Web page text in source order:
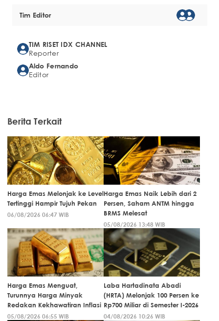
Tim Editor
TIM RISET IDX CHANNEL
Reporter
Aldo Fernando
Editor
Berita Terkait
Harga Emas Melonjak ke Level
Tertinggi Hampir Tujuh Pekan
06/08/2026 06:47 WIB
Harga Emas Naik Lebih dari 2
Persen, Saham ANTM hingga
BRMS Melesat
05/08/2026 13:48 WIB
Harga Emas Menguat,
Turunnya Harga Minyak
Redakan Kekhawatiran Inflasi
05/08/2026 06:55 WIB
Laba Hartadinata Abadi
(HRTA) Melonjak 100 Persen ke
Rp700 Miliar di Semester I-2026
04/08/2026 10:26 WIB